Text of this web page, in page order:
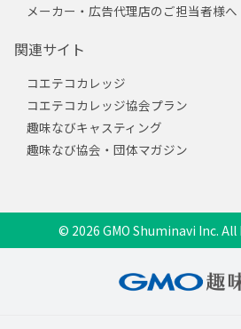
メーカー・広告代理店のご担当者様へ
関連サイト
コエテコカレッジ
コエテコカレッジ協会プラン
趣味なびキャスティング
趣味なび協会・団体マガジン
© 2026 GMO Shuminavi Inc.